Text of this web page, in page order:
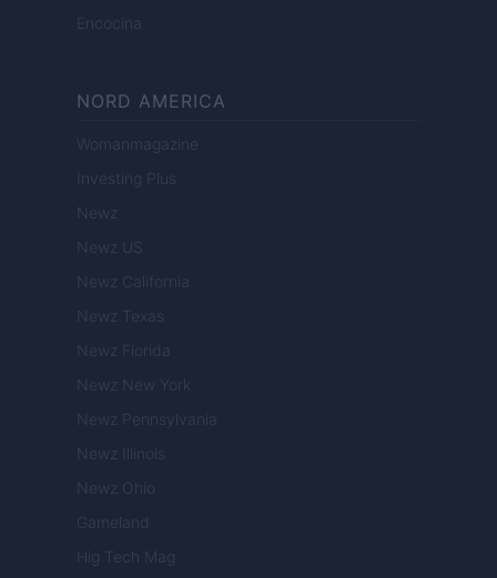
Encocina
NORD AMERICA
Womanmagazine
Investing Plus
Newz
Newz US
Newz California
Newz Texas
Newz Florida
Newz New York
Newz Pennsylvania
Newz Illinois
Newz Ohio
Gameland
Hig Tech Mag